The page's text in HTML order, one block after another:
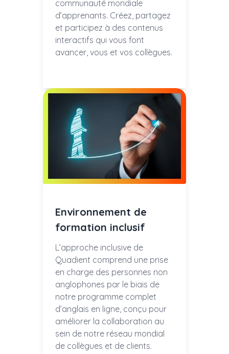
communauté mondiale
d’apprenants. Créez, partagez
et participez à des contenus
interactifs qui vous font
avancer, vous et vos collègues.
Environnement de
formation inclusif
L’approche inclusive de
Quadient comprend une prise
en charge des personnes non
anglophones par le biais de
notre programme complet
d’anglais en ligne, conçu pour
améliorer la collaboration au
sein de notre réseau mondial
de collègues et de clients.